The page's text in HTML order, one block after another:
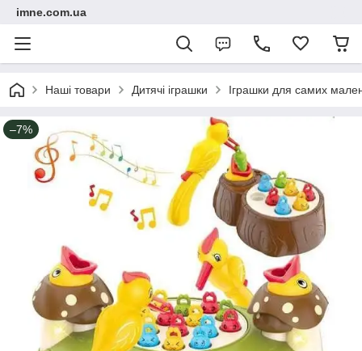
imne.com.ua
Наші товари Дитячі іграшки Іграшки для самих
–7%